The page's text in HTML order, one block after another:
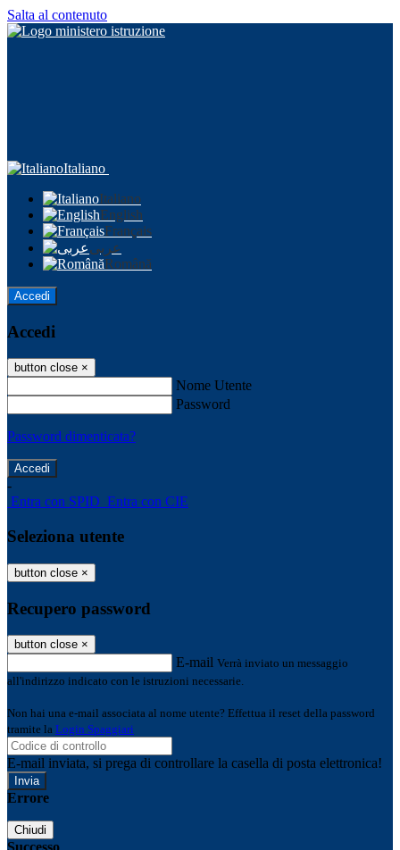
Salta al contenuto
Italiano
Italiano
English
Français
عربى
Română
Accedi
Accedi
button close ×
Nome Utente
Password
Password dimenticata?
-
Entra con SPID Entra con CIE
Seleziona utente
button close ×
Recupero password
button close ×
E-mail Verrà inviato un messaggio
all'indirizzo indicato con le istruzioni necessarie.
Non hai una e-mail associata al nome utente? Effettua il reset della password
tramite la Login Spaggiari
E-mail inviata, si prega di controllare la casella di posta elettronica!
Errore
Chiudi